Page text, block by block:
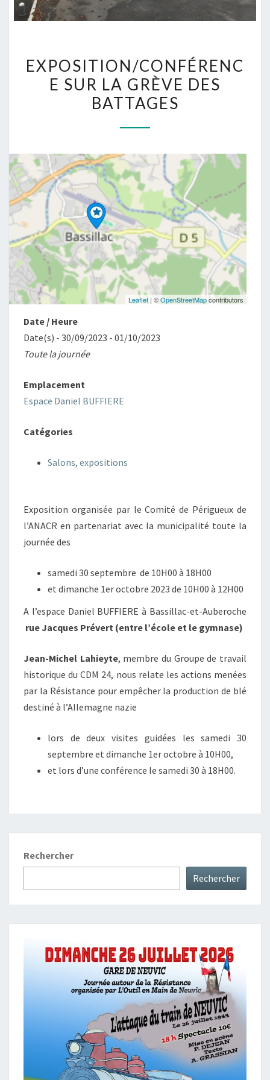
SUR
LA
GRÈVE
EXPOSITION/CONFÉRENC
E SUR LA GRÈVE DES
BATTAGES
Leaflet | ©OpenStreetMapcontributors
Date / Heure
Date(s) - 30/09/2023 - 01/10/2023
Toute la journée
Emplacement
Espace Daniel BUFFIERE
Catégories
Salons, expositions
Exposition organisée par le Comité de Périgueux de
l’ANACR en partenariat avec la municipalité toute la
journée des
samedi 30 septembre de 10H00 à 18H00
et dimanche 1er octobre 2023 de 10H00 à 12H00
A l’espace Daniel BUFFIERE à Bassillac-et-Auberoche
rue Jacques Prévert (entre l’école et le gymnase)
Jean-Michel Lahieyte, membre du Groupe de travail
historique du CDM 24, nous relate les actions menées
par la Résistance pour empêcher la production de blé
destiné à l’Allemagne nazie
lors de deux visites guidées les samedi 30
septembre et dimanche 1er octobre à 10H00,
et lors d’une conférence le samedi 30 à 18H00.
Rechercher
Rechercher